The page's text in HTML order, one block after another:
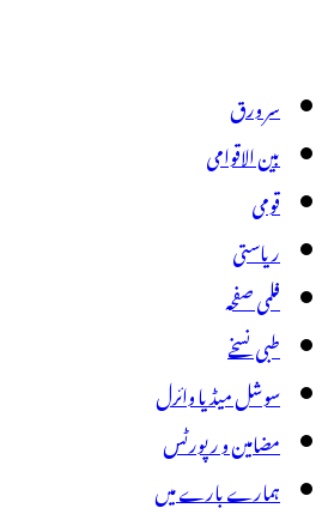
سر ورق
بین الاقوامی
قومی
ریاستی
فلمی صفحہ
طبی نسخے
سوشل میڈیا وائرل
مضامین و رپورٹس
ہمارے بارے میں